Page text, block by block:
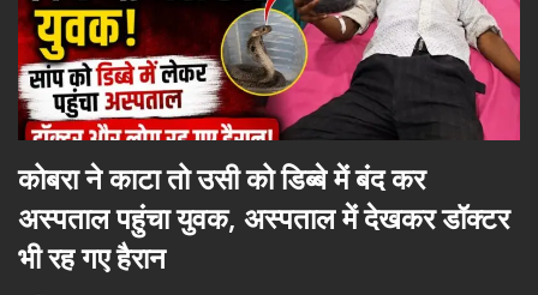
कोबरा ने काटा तो उसी को डिब्बे में बंद कर
अस्पताल पहुंचा युवक, अस्पताल में देखकर डॉक्टर
भी रह गए हैरान